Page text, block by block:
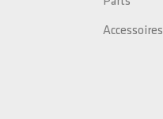
Accessoires